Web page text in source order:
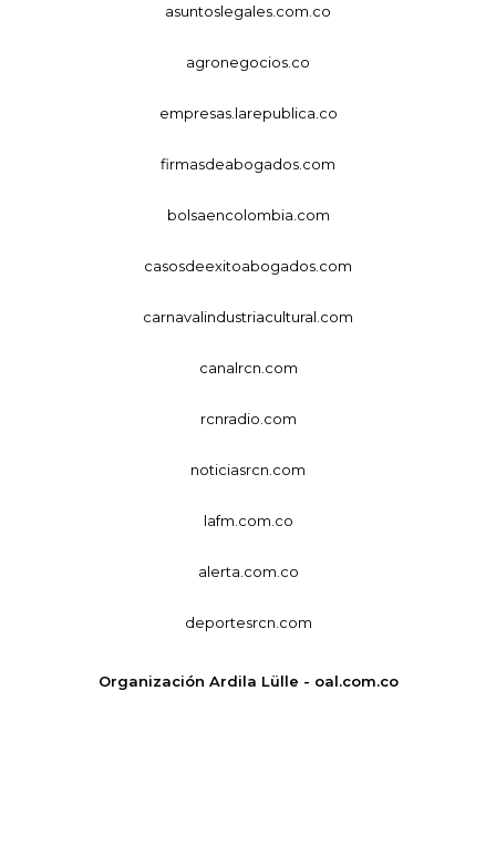
asuntoslegales.com.co
agronegocios.co
empresas.larepublica.co
firmasdeabogados.com
bolsaencolombia.com
casosdeexitoabogados.com
carnavalindustriacultural.com
canalrcn.com
rcnradio.com
noticiasrcn.com
lafm.com.co
alerta.com.co
deportesrcn.com
Organización Ardila Lülle - oal.com.co